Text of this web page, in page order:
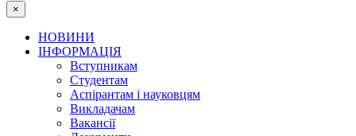
×
НОВИНИ
ІНФОРМАЦІЯ
Вступникам
Студентам
Аспірантам і науковцям
Викладачам
Вакансії